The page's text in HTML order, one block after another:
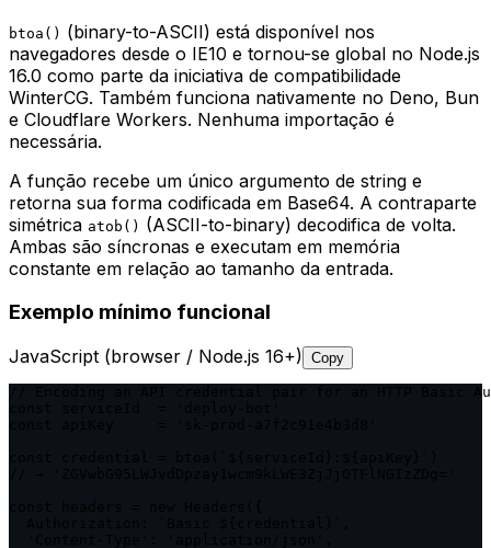
btoa() (binary-to-ASCII) está disponível nos
navegadores desde o IE10 e tornou-se global no Node.js
16.0 como parte da iniciativa de compatibilidade
WinterCG. Também funciona nativamente no Deno, Bun
e Cloudflare Workers. Nenhuma importação é
necessária.
A função recebe um único argumento de string e
retorna sua forma codificada em Base64. A contraparte
simétrica atob() (ASCII-to-binary) decodifica de volta.
Ambas são síncronas e executam em memória
constante em relação ao tamanho da entrada.
Exemplo mínimo funcional
JavaScript (browser / Node.js 16+) Copy
// Encoding an API credential pair for an HTTP Basic